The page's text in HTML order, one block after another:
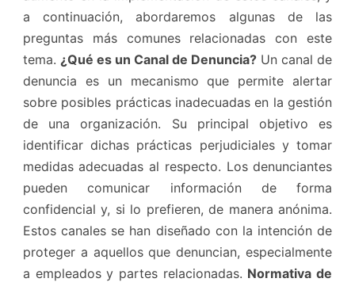
a continuación, abordaremos algunas de las
preguntas más comunes relacionadas con este
tema. ¿Qué es un Canal de Denuncia? Un canal de
denuncia es un mecanismo que permite alertar
sobre posibles prácticas inadecuadas en la gestión
de una organización. Su principal objetivo es
identificar dichas prácticas perjudiciales y tomar
medidas adecuadas al respecto. Los denunciantes
pueden comunicar información de forma
confidencial y, si lo prefieren, de manera anónima.
Estos canales se han diseñado con la intención de
proteger a aquellos que denuncian, especialmente
a empleados y partes relacionadas. Normativa de